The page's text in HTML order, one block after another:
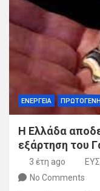
ΕΝΕΡΓΕΙΑ
Η Ελλάδα
εξάρτηση του
3 έτη ago
No Comments